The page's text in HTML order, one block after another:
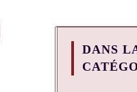
DANS